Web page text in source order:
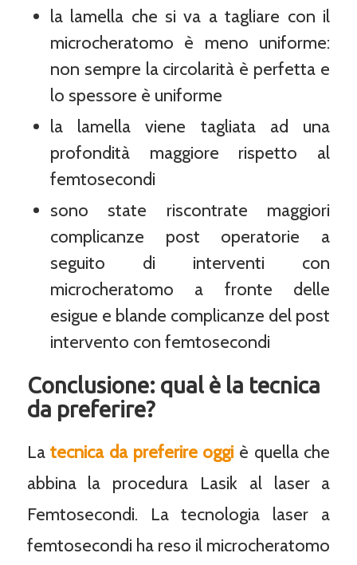
la lamella che si va a tagliare con il
microcheratomo è meno uniforme:
non sempre la circolarità è perfetta e
lo spessore è uniforme
la lamella viene tagliata ad una
profondità maggiore rispetto al
femtosecondi
sono state riscontrate maggiori
complicanze post operatorie a
seguito di interventi con
microcheratomo a fronte delle
esigue e blande complicanze del post
intervento con femtosecondi
Conclusione: qual è la tecnica
da preferire?
Latecnica da preferire oggi è quella che
abbina la procedura Lasik al laser a
Femtosecondi. La tecnologia laser a
femtosecondi ha reso il microcheratomo